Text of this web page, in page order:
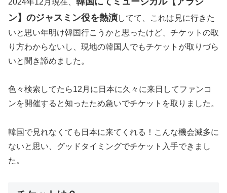
ン】のジャスミン役を熱演してて、これは見に行きた
いと思い年明け韓国行こうかと思ったけど、チケットの取
り方わからないし、現地の韓国人でもチケットが取りづら
いと聞き諦めました。
色々検索してたら12月に日本に久々に来日してファンコ
ンを開催すると知ったため急いでチケットを取りました。
韓国で見れなくても日本に来てくれる！こんな機会滅多に
ないと思い、グッドタイミングでチケット入手できまし
た。